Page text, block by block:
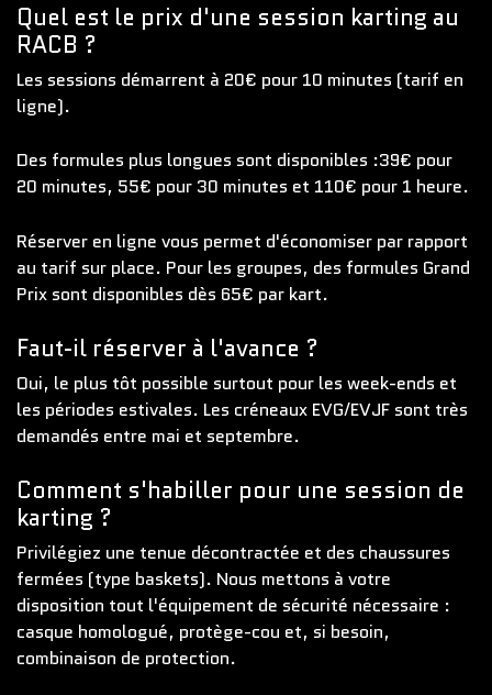
Quel est le prix d'une session karting au
RACB ?
Les sessions démarrent à 20€ pour 10 minutes (tarif en
ligne).
Des formules plus longues sont disponibles :39€ pour
20 minutes, 55€ pour 30 minutes et 110€ pour 1 heure.
Réserver en ligne vous permet d'économiser par rapport
au tarif sur place. Pour les groupes, des formules Grand
Prix sont disponibles dès 65€ par kart.
Faut-il réserver à l'avance ?
Oui, le plus tôt possible surtout pour les week-ends et
les périodes estivales. Les créneaux EVG/EVJF sont très
demandés entre mai et septembre.
Comment s'habiller pour une session de
karting ?
Privilégiez une tenue décontractée et des chaussures
fermées (type baskets). Nous mettons à votre
disposition tout l'équipement de sécurité nécessaire :
casque homologué, protège-cou et, si besoin,
combinaison de protection.